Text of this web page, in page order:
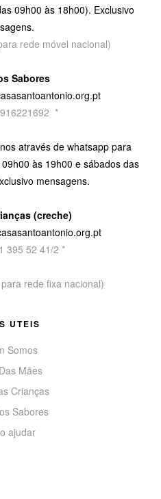
09h00 às 18h00). Exclusivo
rede móvel nacional)
Sabores
*
através de whatsapp para
às 19h00 e sábados das
mensagens.
(creche)
395 52 41/2 *
rede fixa nacional)
UTEIS
Somos
Mães
Crianças
Sabores
ajudar